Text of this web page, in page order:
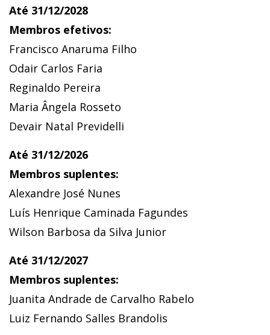
Até 31/12/2028
Membros efetivos:
Francisco Anaruma Filho
Odair Carlos Faria
Reginaldo Pereira
Maria Ângela Rosseto
Devair Natal Previdelli
Até 31/12/2026
Membros suplentes:
Alexandre José Nunes
Luís Henrique Caminada Fagundes
Wilson Barbosa da Silva Junior
Até 31/12/2027
Membros suplentes:
Juanita Andrade de Carvalho Rabelo
Luiz Fernando Salles Brandolis